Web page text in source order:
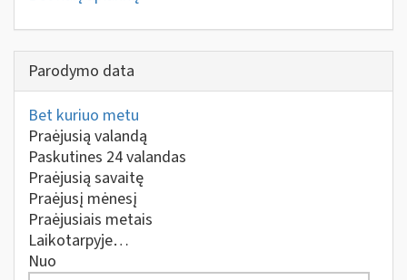
Parodymo data
Bet kuriuo metu
Praėjusią valandą
Paskutines 24 valandas
Praėjusią savaitę
Praėjusį mėnesį
Praėjusiais metais
Laikotarpyje…
Nuo